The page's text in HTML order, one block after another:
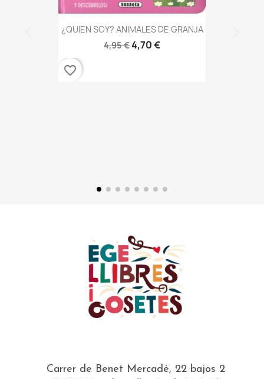
¿QUIEN SOY? ANIMALES DE GRANJA
4,95 €4,70 €
favorite_border
Carrer de Benet Mercadé, 22 bajos 2